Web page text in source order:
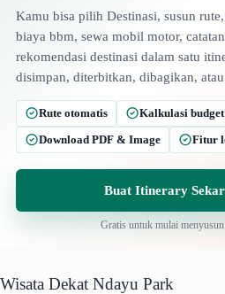
Kamu bisa pilih Destinasi, susun
biaya bbm, sewa mobil motor,
rekomendasi destinasi dalam satu
disimpan, diterbitkan, dibagikan,
Rute otomatis
Kalkulasi budget
Download PDF & Image
Fitur
Buat Itinerary
Gratis untuk mulai
Wisata Dekat Ndayu Park